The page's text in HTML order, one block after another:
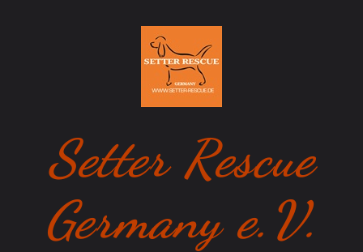
Setter Rescue
Germany e.V.